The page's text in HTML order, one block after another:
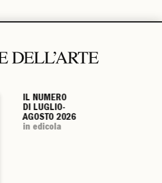
IL NUMERO
DI LUGLIO-
AGOSTO 2026
in edicola
IL NUMERO
DI LUGLIO-
AGOSTO 2026
in edicola
IL NUMERO
DI LUGLIO-
AGOSTO 2026
in edicola
IL NUMERO
DI LUGLIO-
AGOSTO 2026
in edicola